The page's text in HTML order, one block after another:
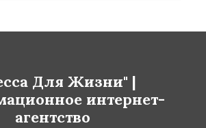
Для Жизни" |
интернет-
агентство